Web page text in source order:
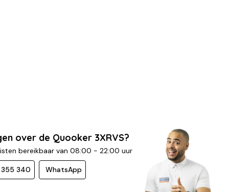
over de Quooker 3XRVS?
bereikbaar van 08:00 - 22:00 uur
340 WhatsApp